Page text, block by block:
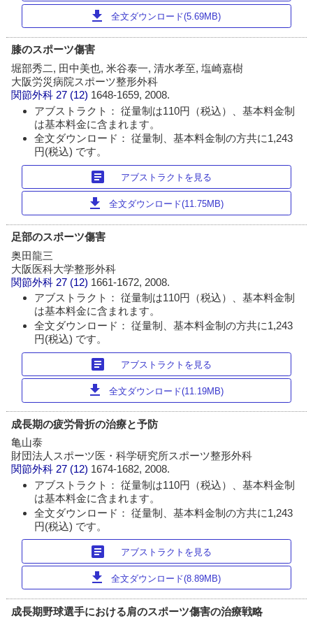
download 全文ダウンロード(5.69MB)
膝のスポーツ傷害
堀部秀二, 田中美也, 米谷泰一, 清水孝至, 塩崎嘉樹
大阪労災病院スポーツ整形外科
関節外科 27 (12) 1648-1659, 2008.
アブストラクト： 従量制は110円（税込）、基本料金制
は基本料金に含まれます。
全文ダウンロード： 従量制、基本料金制の方共に1,243
円(税込) です。
article アブストラクトを見る
download 全文ダウンロード(11.75MB)
足部のスポーツ傷害
奥田龍三
大阪医科大学整形外科
関節外科 27 (12) 1661-1672, 2008.
アブストラクト： 従量制は110円（税込）、基本料金制
は基本料金に含まれます。
全文ダウンロード： 従量制、基本料金制の方共に1,243
円(税込) です。
article アブストラクトを見る
download 全文ダウンロード(11.19MB)
成長期の疲労骨折の治療と予防
亀山泰
財団法人スポーツ医・科学研究所スポーツ整形外科
関節外科 27 (12) 1674-1682, 2008.
アブストラクト： 従量制は110円（税込）、基本料金制
は基本料金に含まれます。
全文ダウンロード： 従量制、基本料金制の方共に1,243
円(税込) です。
article アブストラクトを見る
download 全文ダウンロード(8.89MB)
成長期野球選手における肩のスポーツ傷害の治療戦略